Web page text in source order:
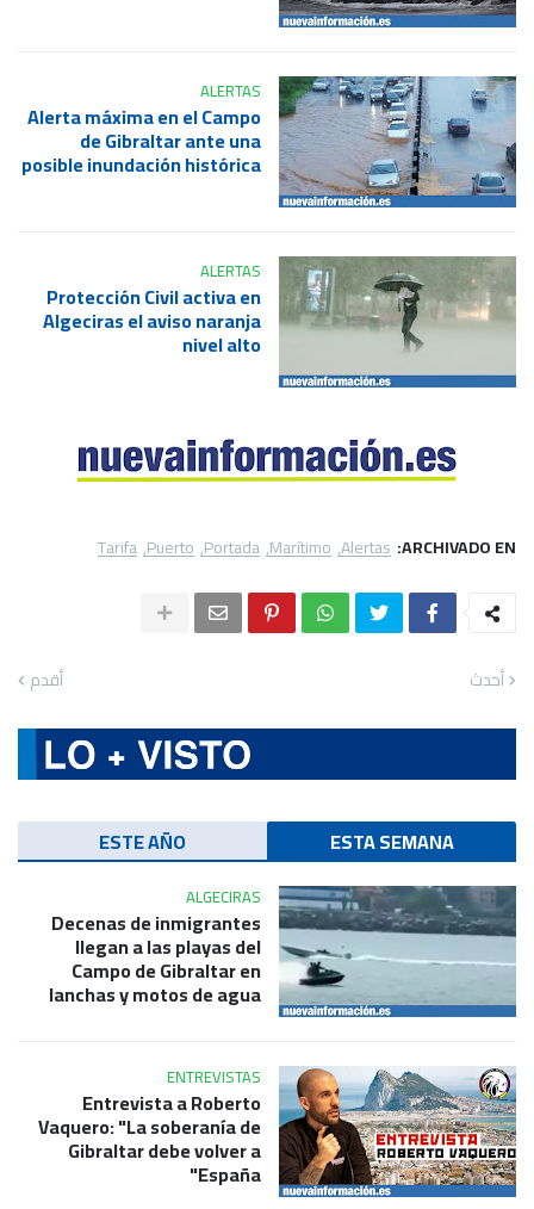
ALERTAS
Alerta máxima en el Campo
de Gibraltar ante una
posible inundación histórica
ALERTAS
Protección Civil activa en
Algeciras el aviso naranja
nivel alto
ARCHIVADO EN:
Alertas
Marítimo
Portada
Puerto
Tarifa
أحدث أقدم
ESTA SEMANA
ESTE AÑO
ALGECIRAS
Decenas de inmigrantes
llegan a las playas del
Campo de Gibraltar en
lanchas y motos de agua
ENTREVISTAS
Entrevista a Roberto
Vaquero: "La soberanía de
Gibraltar debe volver a
España"